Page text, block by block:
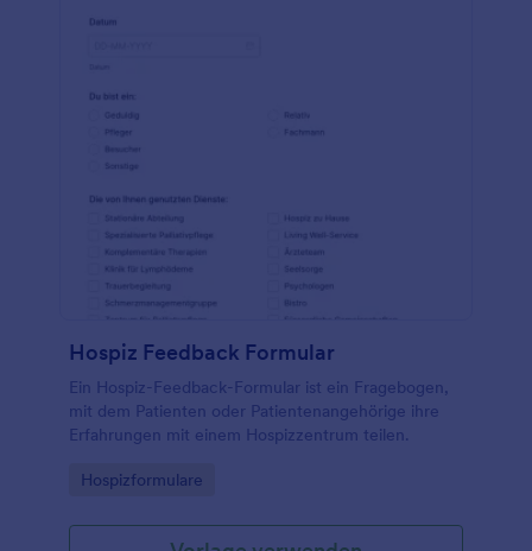
Hospiz Feedback Formular
Ein Hospiz-Feedback-Formular ist ein Fragebogen,
mit dem Patienten oder Patientenangehörige ihre
Erfahrungen mit einem Hospizzentrum teilen.
Go to Category:
Hospizformulare